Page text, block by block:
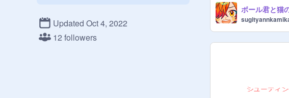
Updated Oct 4, 2022
12 followers